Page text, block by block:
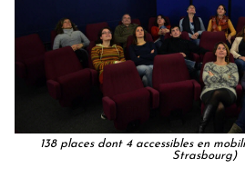
138 places dont 4 accessibles en
Strasbourg)